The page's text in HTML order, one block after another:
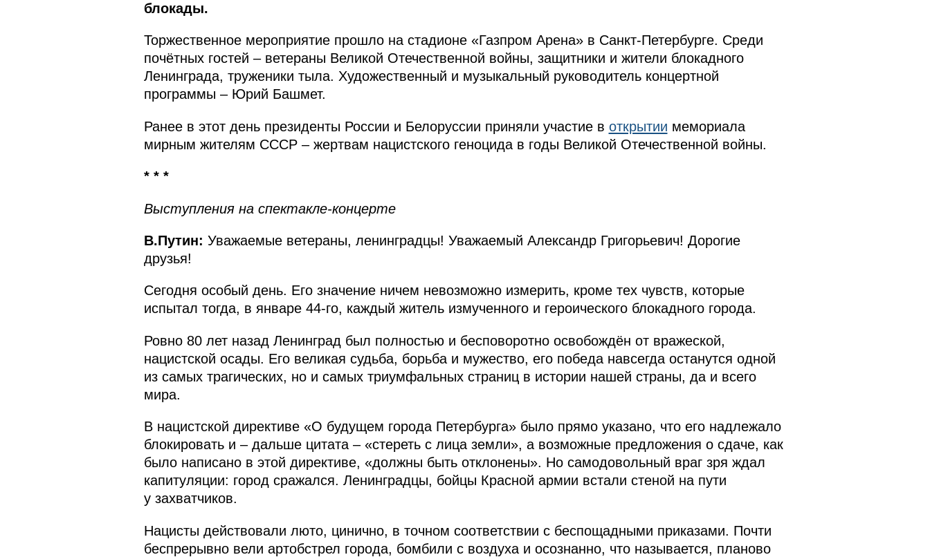
блокады.
Торжественное мероприятие прошло на стадионе «Газпром Арена» в Санкт-Петербурге. Среди
почётных гостей – ветераны Великой Отечественной войны, защитники и жители блокадного
Ленинграда, труженики тыла. Художественный и музыкальный руководитель концертной
программы – Юрий Башмет.
Ранее в этот день президенты России и Белоруссии приняли участие в открытии мемориала
мирным жителям СССР – жертвам нацистского геноцида в годы Великой Отечественной войны.
* * *
Выступления на спектакле-концерте
В.Путин: Уважаемые ветераны, ленинградцы! Уважаемый Александр Григорьевич! Дорогие
друзья!
Сегодня особый день. Его значение ничем невозможно измерить, кроме тех чувств, которые
испытал тогда, в январе 44-го, каждый житель измученного и героического блокадного города.
Ровно 80 лет назад Ленинград был полностью и бесповоротно освобождён от вражеской,
нацистской осады. Его великая судьба, борьба и мужество, его победа навсегда останутся одной
из самых трагических, но и самых триумфальных страниц в истории нашей страны, да и всего
мира.
В нацистской директиве «О будущем города Петербурга» было прямо указано, что его надлежало
блокировать и – дальше цитата – «стереть с лица земли», а возможные предложения о сдаче, как
было написано в этой директиве, «должны быть отклонены». Но самодовольный враг зря ждал
капитуляции: город сражался. Ленинградцы, бойцы Красной армии встали стеной на пути
у захватчиков.
Нацисты действовали люто, цинично, в точном соответствии с беспощадными приказами. Почти
беспрерывно вели артобстрел города, бомбили с воздуха и осознанно, что называется, планово